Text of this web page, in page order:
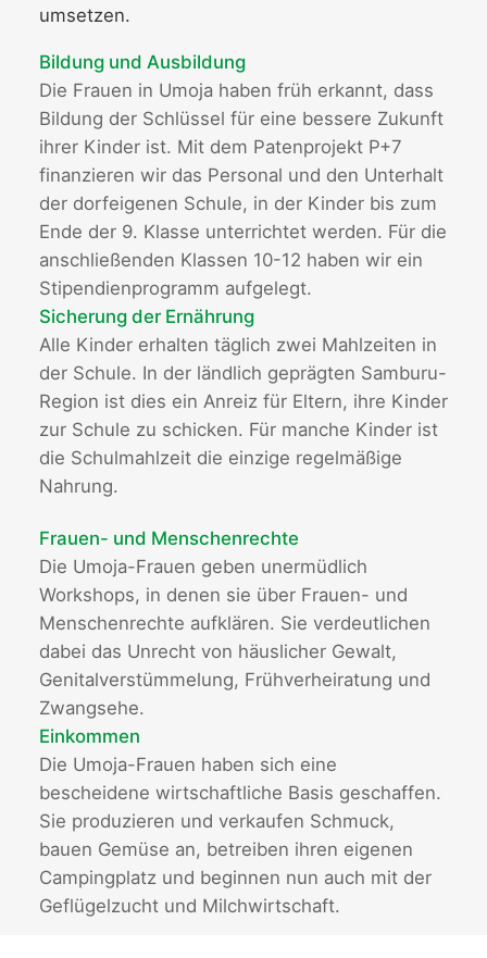
umsetzen.
Bildung und Ausbildung
Die Frauen in Umoja haben früh erkannt, dass
Bildung der Schlüssel für eine bessere Zukunft
ihrer Kinder ist. Mit dem Patenprojekt P+7
finanzieren wir das Personal und den Unterhalt
der dorfeigenen Schule, in der Kinder bis zum
Ende der 9. Klasse unterrichtet werden. Für die
anschließenden Klassen 10-12 haben wir ein
Stipendienprogramm aufgelegt.
Sicherung der Ernährung
Alle Kinder erhalten täglich zwei Mahlzeiten in
der Schule. In der ländlich geprägten Samburu-
Region ist dies ein Anreiz für Eltern, ihre Kinder
zur Schule zu schicken. Für manche Kinder ist
die Schulmahlzeit die einzige regelmäßige
Nahrung.
Frauen- und Menschenrechte
Die Umoja-Frauen geben unermüdlich
Workshops, in denen sie über Frauen- und
Menschenrechte aufklären. Sie verdeutlichen
dabei das Unrecht von häuslicher Gewalt,
Genitalverstümmelung, Frühverheiratung und
Zwangsehe.
Einkommen
Die Umoja-Frauen haben sich eine
bescheidene wirtschaftliche Basis geschaffen.
Sie produzieren und verkaufen Schmuck,
bauen Gemüse an, betreiben ihren eigenen
Campingplatz und beginnen nun auch mit der
Geflügelzucht und Milchwirtschaft.